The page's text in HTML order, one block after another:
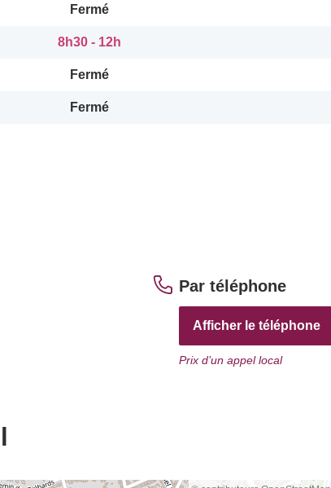
Fermé
8h30 - 12h
Fermé
Fermé
Par téléphone
Afficher le téléphone
Prix d’un appel local